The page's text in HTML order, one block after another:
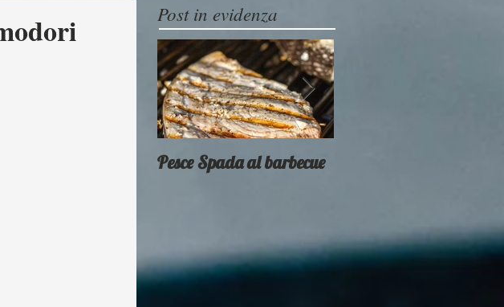
Post in evidenza
Pesce Spada al barbecue